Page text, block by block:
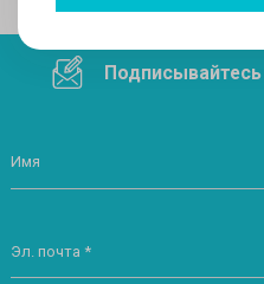
Подписывайтесь
Имя
Эл. почта *